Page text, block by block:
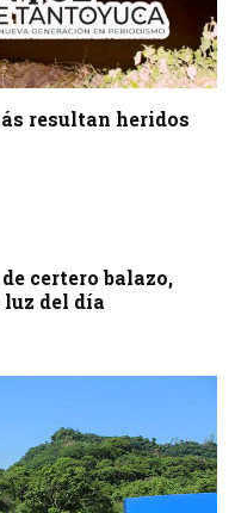
resultan heridos
certero balazo,
del día